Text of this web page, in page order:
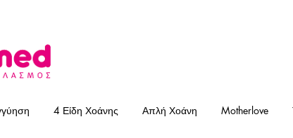
4 Είδη Χοάνης Απλή Χοάνη Motherlove